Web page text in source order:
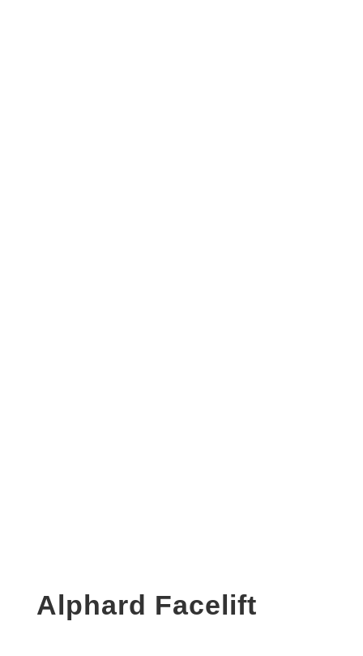
Alphard Facelift